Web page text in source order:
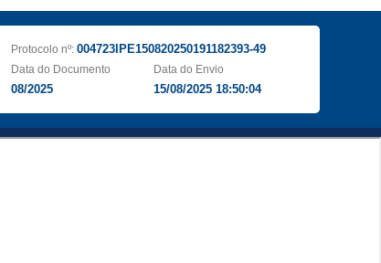
Protocolo nº: 004723IPE150820250191182393-49
Data do Documento
08/2025
Data do Envio
15/08/2025 18:50:04